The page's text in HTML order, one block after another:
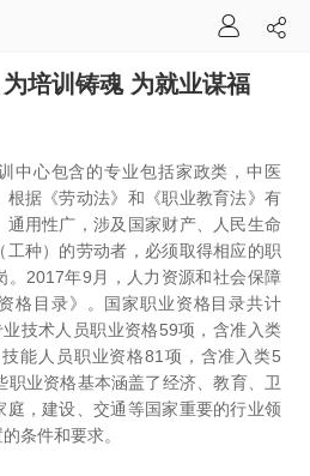
培训铸魂 为就业谋福
心包含的专业包括家政类，中医
据《劳动法》和《职业教育法》有
通用性广，涉及国家财产、人民生命
种）的劳动者，必须取得相应的职
。2017年9月，人力资源和社会保障
格目录》。国家职业资格目录共计
技术人员职业资格59项，含准入类
能人员职业资格81项，含准入类5
业资格基本涵盖了经济、教育、卫
，建设、交通等国家重要的行业领
条件和要求。